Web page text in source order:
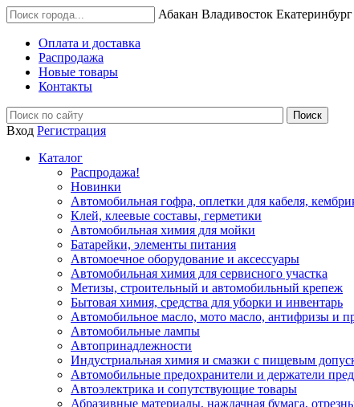
Абакан Владивосток Екатеринбург
Оплата и доставка
Распродажа
Новые товары
Контакты
Вход Регистрация
Каталог
Распродажа!
Новинки
Автомобильная гофра, оплетки для кабеля,
Клей, клеевые составы, герметики
Автомобильная химия для мойки
Батарейки, элементы питания
Автомоечное оборудование и аксессуары
Автомобильная химия для сервисного участка
Метизы, строительный и автомобильный крепеж
Бытовая химия, средства для уборки и инвентарь
Автомобильное масло, мото масло, антифризы и
Автомобильные лампы
Автопринадлежности
Индустриальная химия и смазки с пищевым
Автомобильные предохранители и держатели
Автоэлектрика и сопутствующие товары
Абразивные материалы, наждачная бумага,